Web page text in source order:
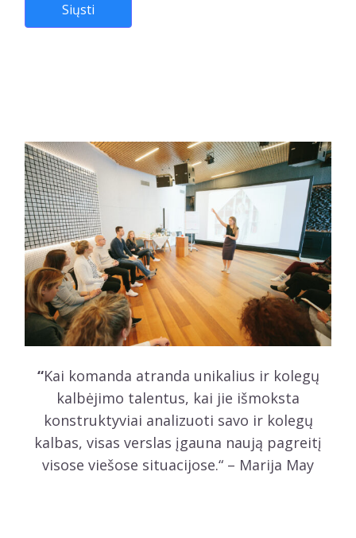
Siųsti
“Kai komanda atranda unikalius ir kolegų
kalbėjimo talentus, kai jie išmoksta
konstruktyviai analizuoti savo ir kolegų
kalbas, visas verslas įgauna naują pagreitį
visose viešose situacijose.“ – Marija May